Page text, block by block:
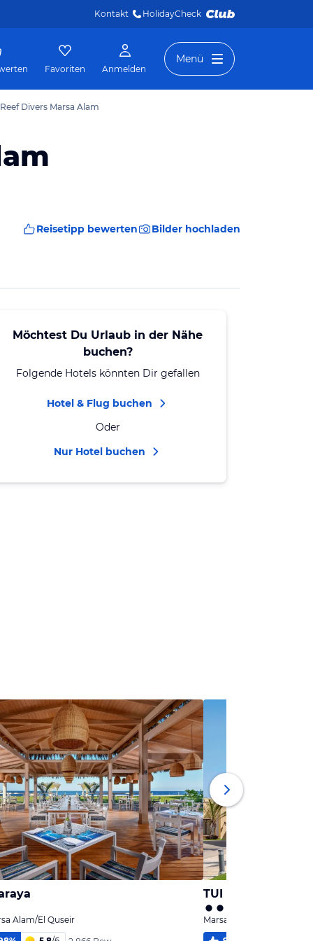
Kontakt HolidayCheck
Favoriten Anmelden
Menü
Divers Marsa Alam
Reisetipp bewerten Bilder hochladen
Möchtest Du Urlaub in der Nähe
buchen?
Folgende Hotels könnten Dir gefallen
Hotel & Flug buchen
Oder
Nur Hotel buchen
Alam/El Quseir
TUI BLUE Samaya
Marsa Alam, Marsa Alam/